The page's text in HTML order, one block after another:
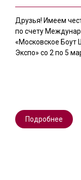
Друзья! Имеем
по счету
«Московское Боут
Экспо» со 2 по 5
Подробнее